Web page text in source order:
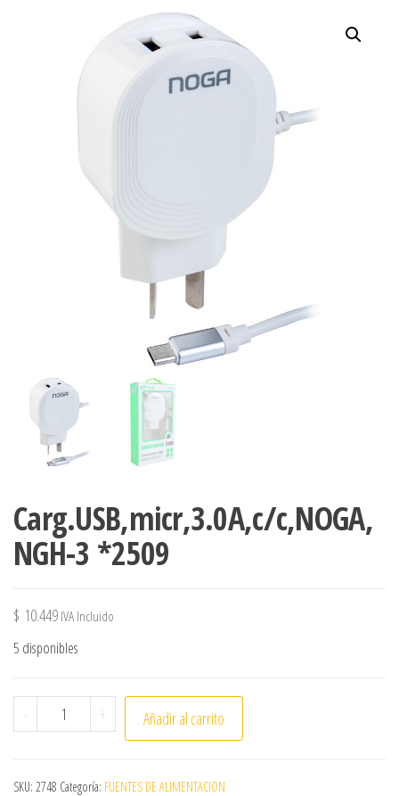
Carg.USB,micr,3.0A,c/c,NOGA,
NGH-3 *2509
$ 10.449 IVA Incluido
5 disponibles
- Carg.USB,micr,3.0A,c/c,NOGA,NGH-3 *2509 cantidad
+ Añadir al carrito
SKU: 2748 Categoría: FUENTES DE ALIMENTACION